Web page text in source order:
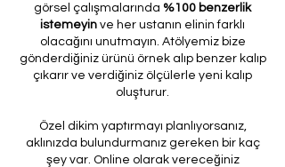
görsel çalışmalarında %100 benzerlik
istemeyin ve her ustanın elinin farklı
olacağını unutmayın. Atölyemiz bize
gönderdiğiniz ürünü örnek alıp benzer kalıp
çıkarır ve verdiğiniz ölçülerle yeni kalıp
oluşturur.
Özel dikim yaptırmayı planlıyorsanız,
aklınızda bulundurmanız gereken bir kaç
şey var. Online olarak vereceğiniz